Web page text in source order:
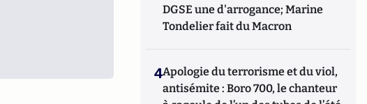
DGSE une d'arrogance; Marine
Tondelier fait du Macron
4Apologie du terrorisme et du viol,
antisémite : Boro 700, le chanteur